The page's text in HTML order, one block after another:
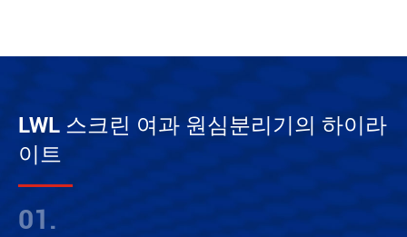
LWL 스크린 여과 원심분리기의 하이라
이트
01.